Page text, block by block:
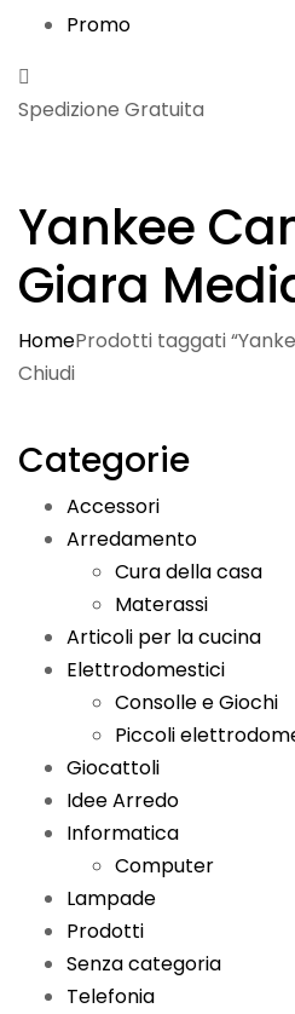
Promo
Spedizione Gratuita
Yankee
Giara
HomeProdotti taggati
Chiudi
Categorie
Accessori
Arredamento
Cura della casa
Materassi
Articoli per la cucina
Elettrodomestici
Consolle e Giochi
Piccoli
Giocattoli
Idee Arredo
Informatica
Computer
Lampade
Prodotti
Senza categoria
Telefonia